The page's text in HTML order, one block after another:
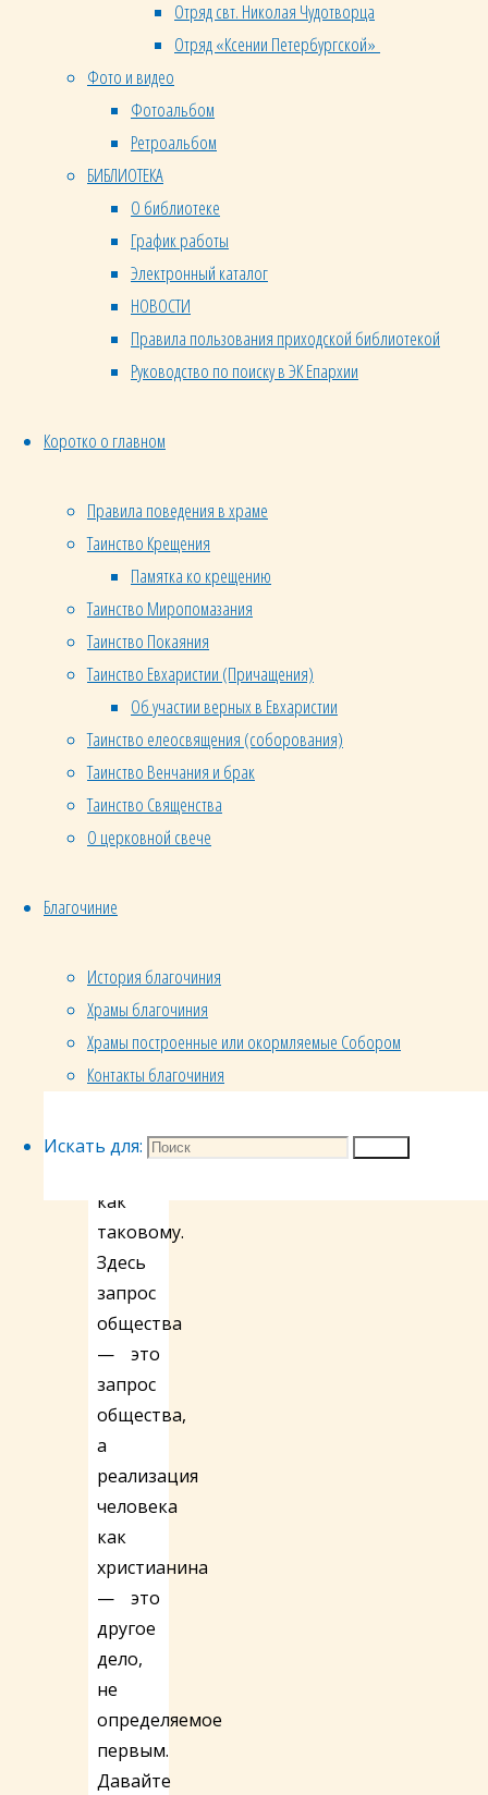
Отряд свт. Николая Чудотворца
Отряд «Ксении Петербургской»
Фото и видео
Фотоальбом
Ретроальбом
БИБЛИОТЕКА
О библиотеке
График работы
Электронный каталог
НОВОСТИ
Правила пользования приходской библиотекой
Руководство по поиску в ЭК Епархии
Коротко о главном
Правила поведения в храме
Таинство Крещения
Памятка ко крещению
Таинство Миропомазания
Таинство Покаяния
Таинство Евхаристии (Причащения)
Об участии верных в Евхаристии
Таинство елеосвящения (соборования)
Таинство Венчания и брак
Таинство Священства
О церковной свече
Благочиние
История благочиния
Храмы благочиния
Храмы построенные или окормляемые Собором
Контакты благочиния
Искать для:
Многие
люди
не
просто
«пассивно»
воцерковляются,
активно
стремятся
проявить
себя в
добровольческом
а это
сознательной
церковной
жизни. И
так уж
сложилось,
что
стремление
к
служению,
весть
Евангелия
или
просто
свойственно
как
таковому.
Здесь
запрос
общества
— это
запрос
общества,
а
реализация
человека
как
христианина
— это
другое
дело,
не
определяемое
первым.
Давайте